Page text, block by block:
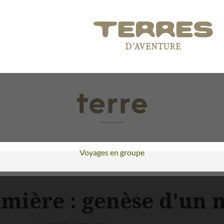
Voyages en groupe
: genèse d'un